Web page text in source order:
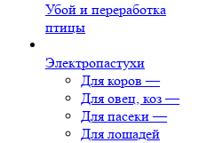
Убой и переработка
птицы
Электропастухи
Для коров —
Для овец, коз —
Для пасеки —
Для лошадей